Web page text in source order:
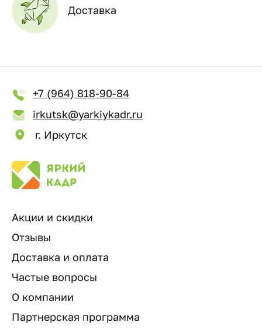
Доставка
+7 (964) 818-90-84
irkutsk@yarkiykadr.ru
г. Иркутск
Акции и скидки
Отзывы
Доставка и оплата
Частые вопросы
О компании
Партнерская программа